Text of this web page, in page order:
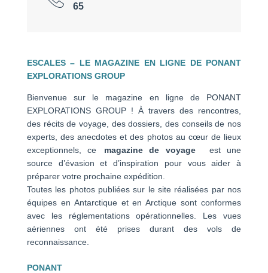
65
ESCALES – LE MAGAZINE EN LIGNE DE PONANT
EXPLORATIONS GROUP
Bienvenue sur le magazine en ligne de PONANT
EXPLORATIONS GROUP ! À travers des rencontres,
des récits de voyage, des dossiers, des conseils de nos
experts, des anecdotes et des photos au cœur de lieux
exceptionnels, ce magazine de voyage
est une
source d’évasion et d’inspiration pour vous aider à
préparer votre prochaine expédition.
Toutes les photos publiées sur le site réalisées par nos
équipes en Antarctique et en Arctique sont conformes
avec les réglementations opérationnelles. Les vues
aériennes ont été prises durant des vols de
reconnaissance.
PONANT